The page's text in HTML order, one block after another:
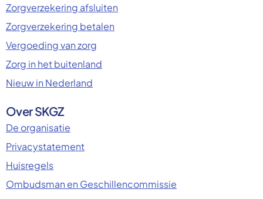
Zorgverzekering afsluiten
Zorgverzekering betalen
Vergoeding van zorg
Zorg in het buitenland
Nieuw in Nederland
Over SKGZ
De organisatie
Privacystatement
Huisregels
Ombudsman en Geschillencommissie